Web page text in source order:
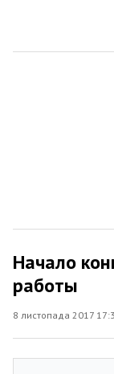
Начало
работы
8 листопада 2017